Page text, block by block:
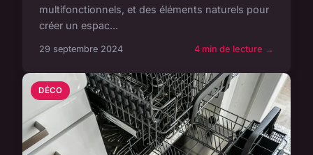
multifonctionnels, et des éléments naturels pour
créer un espac...
29 septembre 2024 4 min de lecture →
DÉCO